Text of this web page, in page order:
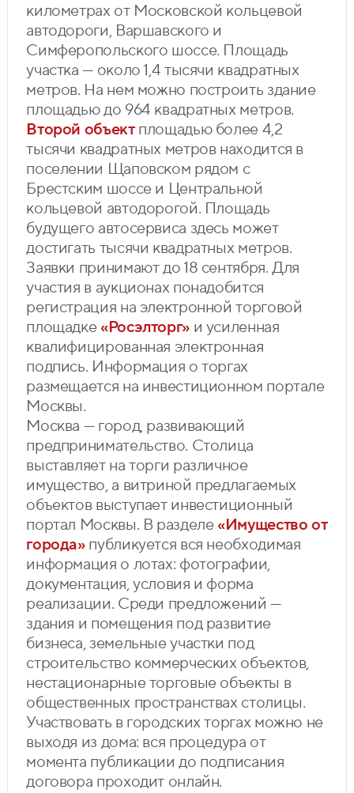
километрах от Московской кольцевой
автодороги, Варшавского и
Симферопольского шоссе. Площадь
участка — около 1,4 тысячи квадратных
метров. На нем можно построить здание
площадью до 964 квадратных метров.
Второй объектплощадью более 4,2
тысячи квадратных метров находится в
поселении Щаповском рядом с
Брестским шоссе и Центральной
кольцевой автодорогой. Площадь
будущего автосервиса здесь может
достигать тысячи квадратных метров.
Заявки принимают до 18 сентября. Для
участия в аукционах понадобится
регистрация на электронной торговой
площадке «Росэлторг»и усиленная
квалифицированная электронная
подпись. Информация о торгах
размещается на инвестиционном портале
Москвы.
Москва — город, развивающий
предпринимательство. Столица
выставляет на торги различное
имущество, а витриной предлагаемых
объектов выступает инвестиционный
портал Москвы. В разделе «Имущество от
города»публикуется вся необходимая
информация о лотах: фотографии,
документация, условия и форма
реализации. Среди предложений —
здания и помещения под развитие
бизнеса, земельные участки под
строительство коммерческих объектов,
нестационарные торговые объекты в
общественных пространствах столицы.
Участвовать в городских торгах можно не
выходя из дома: вся процедура от
момента публикации до подписания
договора проходит онлайн.